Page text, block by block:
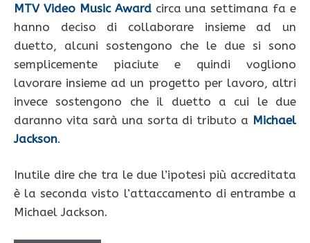
MTV Video Music Awardcirca una settimana fa e
hanno deciso di collaborare insieme ad un
duetto, alcuni sostengono che le due si sono
semplicemente piaciute e quindi vogliono
lavorare insieme ad un progetto per lavoro, altri
invece sostengono che il duetto a cui le due
daranno vita sarà una sorta di tributo a Michael
Jackson.
Inutile dire che tra le due l’ipotesi più accreditata
è la seconda visto l’attaccamento di entrambe a
Michael Jackson.